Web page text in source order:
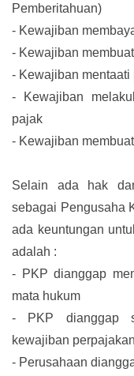
Pemberitahuan)
- Kewajiban
- Kewajiban
- Kewajiban
-
Kewajiban
pajak
- Kewajiban
Selain ada hak
sebagai Pengusaha
ada keuntungan
adalah :
- PKP dianggap
mata hukum
-
PKP dianggap
kewajiban
- Perusahaan